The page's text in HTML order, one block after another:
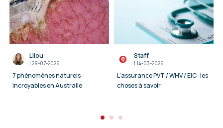
Lilou
I 29-07-2026
7 phénomènes naturels
incroyables en Australie
Staff
I14-03-2026
L’assurance PVT / WHV / EIC : les
choses à savoir